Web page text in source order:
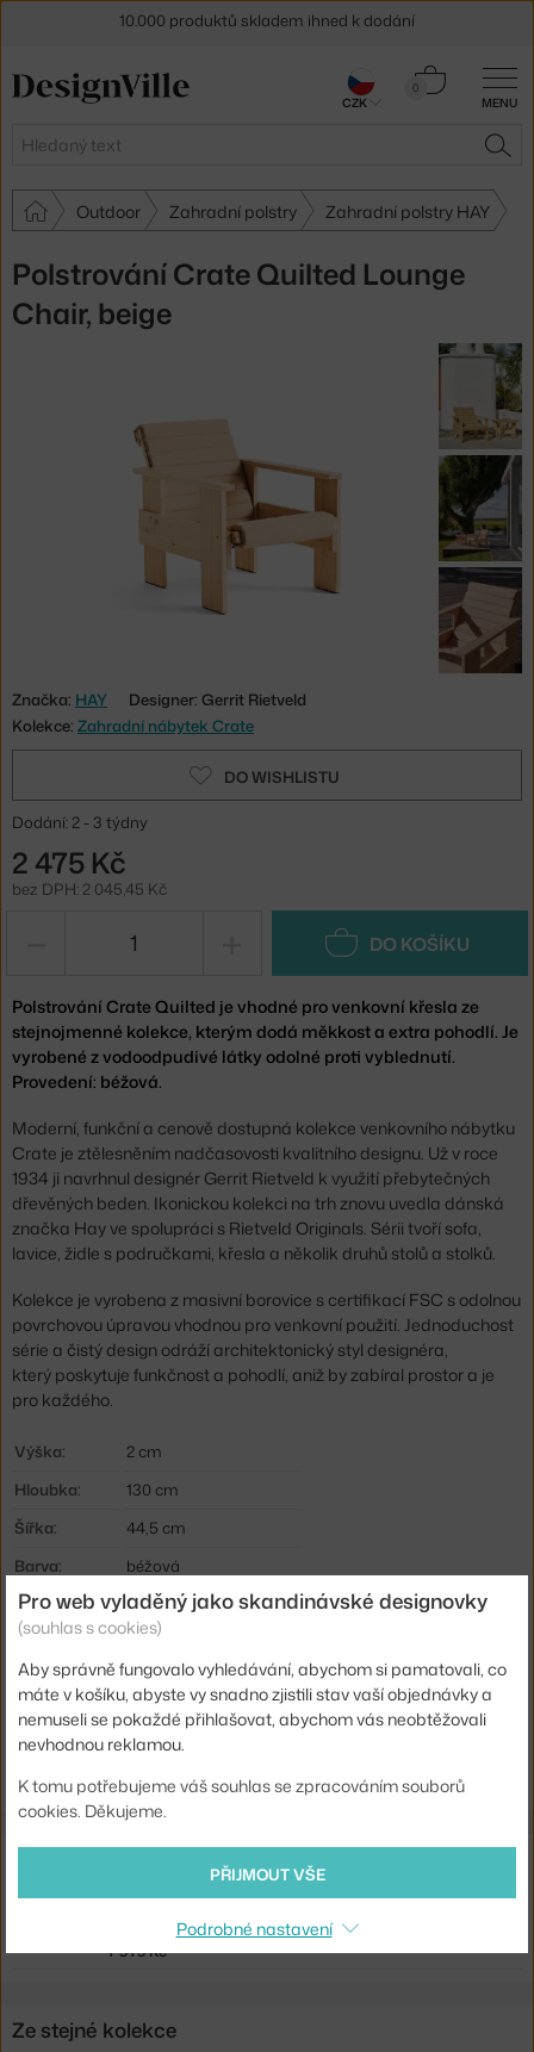
MENU
Hledat
0
Košík
Outdoor Zahradní polstry Zahradní polstry HAY
Polstrování Crate Quilted Lounge
Chair, beige
Značka: HAY
Designer: Gerrit Rietveld
Kolekce: Zahradní nábytek Crate
DO WISHLISTU
Dodání: 2 - 3 týdny
2 475 Kč
bez DPH: 2 045,45 Kč
DO KOŠÍKU
Polstrování Crate Quilted je vhodné pro venkovní křesla ze
stejnojmenné kolekce, kterým dodá měkkost a extra pohodlí. Je
vyrobené z vodoodpudivé látky odolné proti vyblednutí.
Provedení: béžová.
Moderní, funkční a cenově dostupná kolekce venkovního nábytku
Crate je ztělesněním nadčasovosti kvalitního designu. Už v roce
1934 ji navrhnul designér Gerrit Rietveld k využití přebytečných
dřevěných beden. Ikonickou kolekci na trh znovu uvedla dánská
značka Hay ve spolupráci s Rietveld Originals. Sérii tvoří sofa,
lavice, židle s područkami, křesla a několik druhů stolů a stolků.
Kolekce je vyrobena z masivní borovice s certifikací FSC s odolnou
povrchovou úpravou vhodnou pro venkovní použití. Jednoduchost
série a čistý design odráží architektonický styl designéra,
který poskytuje funkčnost a pohodlí, aniž by zabíral prostor a je
pro každého.
Výška:
2 cm
Hloubka:
130 cm
Šířka:
44,5 cm
Barva:
béžová
Materiál:
pěna, textilní potah
Kód produktu
HAY-AD123-B297-AM93
EAN
5710441326014
Ste zo Slovenska? Prejdite na
Související produkty
KŘESLO CRATE, PINEWOOD
7 975 Kč
Ze stejné kolekce
30 dní na vrácení zbožíCZK
Pro web vyladěný jako skandinávské designovky
(souhlas s cookies)
Aby správně fungovalo vyhledávání, abychom si pamatovali, co
máte v košíku, abyste vy snadno zjistili stav vaší objednávky a
nemuseli se pokaždé přihlašovat, abychom vás neobtěžovali
nevhodnou reklamou.
K tomu potřebujeme váš souhlas se zpracováním souborů
cookies. Děkujeme.
PŘIJMOUT VŠE
Podrobné nastavení